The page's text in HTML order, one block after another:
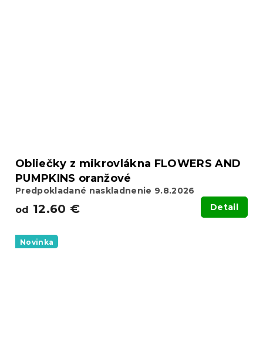
Obliečky z mikrovlákna FLOWERS AND
PUMPKINS oranžové
Predpokladané naskladnenie 9.8.2026
od 12.60 € Detail
Novinka